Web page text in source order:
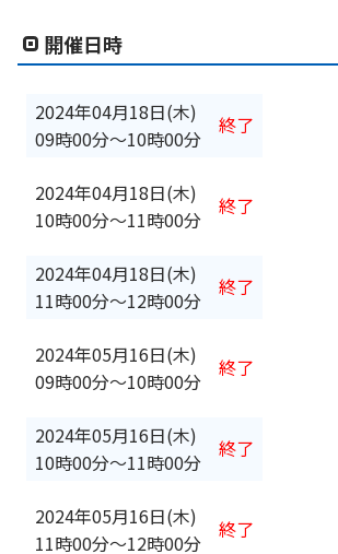
開催日時
2024年04月18日(木)
09時00分〜10時00分
終了
2024年04月18日(木)
10時00分〜11時00分
終了
2024年04月18日(木)
11時00分〜12時00分
終了
2024年05月16日(木)
09時00分〜10時00分
終了
2024年05月16日(木)
10時00分〜11時00分
終了
2024年05月16日(木)
11時00分〜12時00分
終了